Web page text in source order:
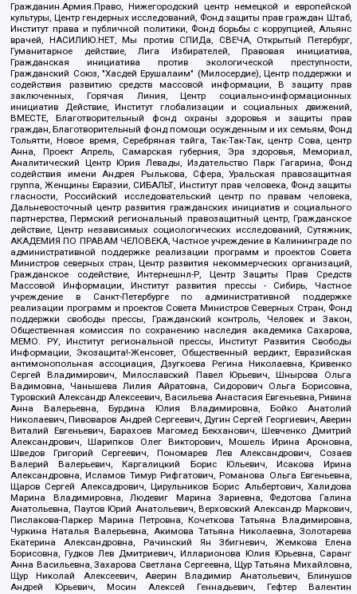
Гражданин.Армия.Право, Нижегородский центр немецкой и европейской
культуры, Центр гендерных исследований, Фонд защиты прав граждан Штаб,
Институт права и публичной политики, Фонд борьбы с коррупцией, Альянс
врачей, НАСИЛИЮ.НЕТ, Мы против СПИДа, СВЕЧА, Открытый Петербург,
Гуманитарное действие, Лига Избирателей, Правовая инициатива,
Гражданская инициатива против экологической преступности,
Гражданский Союз, "Хасдей Ерушалаим" (Милосердие), Центр поддержки и
содействия развитию средств массовой информации, В защиту прав
заключенных, Горячая Линия, Центр социально-информационных
инициатив Действие, Институт глобализации и социальных движений,
ВМЕСТЕ, Благотворительный фонд охраны здоровья и защиты прав
граждан, Благотворительный фонд помощи осужденным и их семьям, Фонд
Тольятти, Новое время, Серебряная тайга, Так-Так-Так, центр Сова, центр
Анна, Проект Апрель, Самарская губерния, Эра здоровья, Мемориал,
Аналитический Центр Юрия Левады, Издательство Парк Гагарина, Фонд
содействия имени Андрея Рылькова, Сфера, Уральская правозащитная
группа, Женщины Евразии, СИБАЛЬТ, Институт прав человека, Фонд защиты
гласности, Российский исследовательский центр по правам человека,
Дальневосточный центр развития гражданских инициатив и социального
партнерства, Пермский региональный правозащитный центр, Гражданское
действие, Центр независимых социологических исследований, Сутяжник,
АКАДЕМИЯ ПО ПРАВАМ ЧЕЛОВЕКА, Частное учреждение в Калининграде по
административной поддержке реализации программ и проектов Совета
Министров северных стран, Центр развития некоммерческих организаций,
Гражданское содействие, Интернешнл-Р, Центр Защиты Прав Средств
Массовой Информации, Институт развития прессы - Сибирь, Частное
учреждение в Санкт-Петербурге по административной поддержке
реализации программ и проектов Совета Министров Северных Стран, Фонд
поддержки свободы прессы, Гражданский контроль, Человек и Закон,
Общественная комиссия по сохранению наследия академика Сахарова,
МЕМО. РУ, Институт региональной прессы, Институт Развития Свободы
Информации, Экозащита!-Женсовет, Общественный вердикт, Евразийская
антимонопольная ассоциация, Дзугкоева Регина Николаевна, Кривенко
Сергей Владимирович, Милославский Павел Юрьевич, Шнырова Ольга
Вадимовна, Чанышева Лилия Айратовна, Сидорович Ольга Борисовна,
Туровский Александр Алексеевич, Васильева Анастасия Евгеньевна, Ривина
Анна Валерьевна, Бурдина Юлия Владимировна, Бойко Анатолий
Николаевич, Пивоваров Андрей Сергеевич, Дугин Сергей Георгиевич, Аверин
Виталий Евгеньевич, Барахоев Магомед Бекханович, Шевченко Дмитрий
Александрович, Шарипков Олег Викторович, Мошель Ирина Ароновна,
Шведов Григорий Сергеевич, Пономарев Лев Александрович, Созаев
Валерий Валерьевич, Каргалицкий Борис Юльевич, Исакова Ирина
Александровна, Исламов Тимур Рифгатович, Романова Ольга Евгеньевна,
Щаров Сергей Алексадрович, Цирульников Борис Альбертович, Халидова
Марина Владимировна, Людевиг Марина Зариевна, Федотова Галина
Анатольевна, Паутов Юрий Анатольевич, Верховский Александр Маркович,
Пислакова-Паркер Марина Петровна, Кочеткова Татьяна Владимировна,
Чуркина Наталья Валерьевна, Акимова Татьяна Николаевна, Золотарева
Екатерина Александровна, Рачинский Ян Збигневич, Жемкова Елена
Борисовна, Гудков Лев Дмитриевич, Илларионова Юлия Юрьевна, Саранг
Анна Васильевна, Захарова Светлана Сергеевна, Щур Татьяна Михайловна,
Щур Николай Алексеевич, Аверин Владимир Анатольевич, Блинушов
Андрей Юрьевич, Мосин Алексей Геннадьевич, Гефтер Валентин